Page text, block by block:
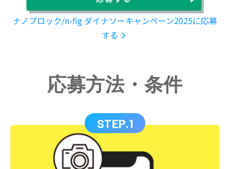
ナノブロック/n-fig ダイナソーキャンペーン2025に応募
する
応募方法・条件
STEP.1